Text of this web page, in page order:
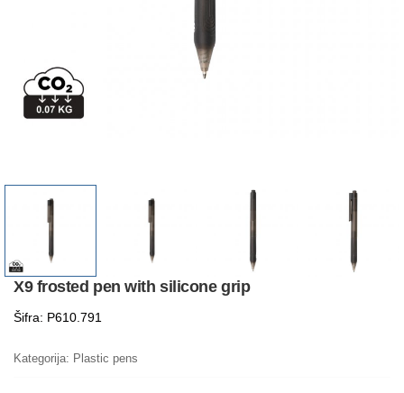
X9 frosted pen with silicone grip
Šifra: P610.791
Kategorija: Plastic pens